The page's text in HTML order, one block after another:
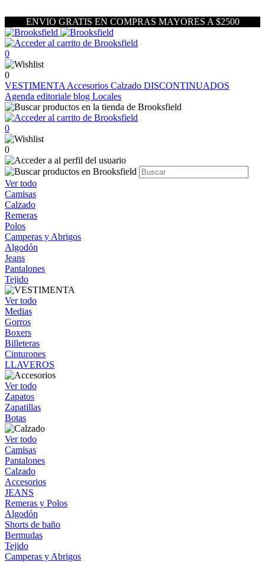
ENVIO GRATIS EN COMPRAS MAYORES A $2500
0
0
VESTIMENTA Accesorios Calzado DISCONTINUADOS
Agenda editoriale blog Locales
0
0
Ver todo
Camisas
Calzado
Remeras
Polos
Camperas y Abrigos
Algodón
Jeans
Pantalones
Tejido
Ver todo
Medias
Gorros
Boxers
Billeteras
Cinturones
LLAVEROS
Ver todo
Zapatos
Zapatillas
Botas
Ver todo
Camisas
Pantalones
Calzado
Accesorios
JEANS
Remeras y Polos
Algodón
Shorts de baño
Bermudas
Tejido
Camperas y Abrigos